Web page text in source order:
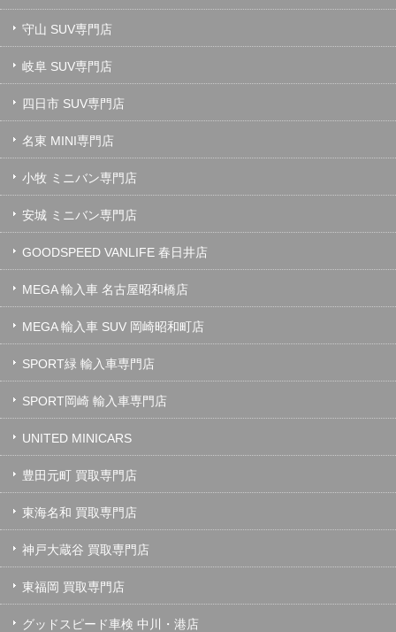
守山 SUV専門店
岐阜 SUV専門店
四日市 SUV専門店
名東 MINI専門店
小牧 ミニバン専門店
安城 ミニバン専門店
GOODSPEED VANLIFE 春日井店
MEGA 輸入車 名古屋昭和橋店
MEGA 輸入車 SUV 岡崎昭和町店
SPORT緑 輸入車専門店
SPORT岡崎 輸入車専門店
UNITED MINICARS
豊田元町 買取専門店
東海名和 買取専門店
神戸大蔵谷 買取専門店
東福岡 買取専門店
グッドスピード車検 中川・港店